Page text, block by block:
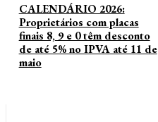
CALENDÁRIO 2026:
Proprietários com placas
finais 8, 9 e 0 têm desconto
de até 5% no IPVA até 11 de
maio